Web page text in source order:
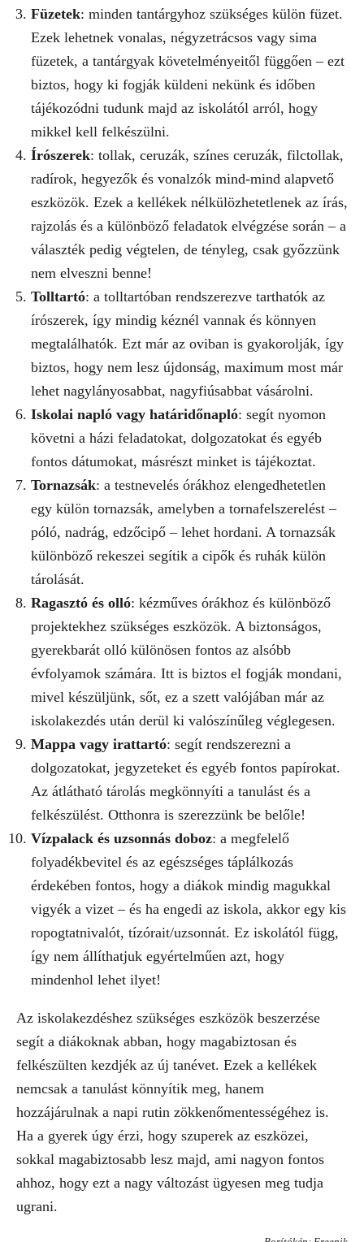
Füzetek: minden tantárgyhoz szükséges külön füzet.
Ezek lehetnek vonalas, négyzetrácsos vagy sima
füzetek, a tantárgyak követelményeitől függően – ezt
biztos, hogy ki fogják küldeni nekünk és időben
tájékozódni tudunk majd az iskolától arról, hogy
mikkel kell felkészülni.
Írószerek: tollak, ceruzák, színes ceruzák, filctollak,
radírok, hegyezők és vonalzók mind-mind alapvető
eszközök. Ezek a kellékek nélkülözhetetlenek az írás,
rajzolás és a különböző feladatok elvégzése során – a
választék pedig végtelen, de tényleg, csak győzzünk
nem elveszni benne!
Tolltartó: a tolltartóban rendszerezve tarthatók az
írószerek, így mindig kéznél vannak és könnyen
megtalálhatók. Ezt már az oviban is gyakorolják, így
biztos, hogy nem lesz újdonság, maximum most már
lehet nagylányosabbat, nagyfiúsabbat vásárolni.
Iskolai napló vagy határidőnapló: segít nyomon
követni a házi feladatokat, dolgozatokat és egyéb
fontos dátumokat, másrészt minket is tájékoztat.
Tornazsák: a testnevelés órákhoz elengedhetetlen
egy külön tornazsák, amelyben a tornafelszerelést –
póló, nadrág, edzőcipő – lehet hordani. A tornazsák
különböző rekeszei segítik a cipők és ruhák külön
tárolását.
Ragasztó és olló: kézműves órákhoz és különböző
projektekhez szükséges eszközök. A biztonságos,
gyerekbarát olló különösen fontos az alsóbb
évfolyamok számára. Itt is biztos el fogják mondani,
mivel készüljünk, sőt, ez a szett valójában már az
iskolakezdés után derül ki valószínűleg véglegesen.
Mappa vagy irattartó: segít rendszerezni a
dolgozatokat, jegyzeteket és egyéb fontos papírokat.
Az átlátható tárolás megkönnyíti a tanulást és a
felkészülést. Otthonra is szerezzünk be belőle!
Vízpalack és uzsonnás doboz: a megfelelő
folyadékbevitel és az egészséges táplálkozás
érdekében fontos, hogy a diákok mindig magukkal
vigyék a vizet – és ha engedi az iskola, akkor egy kis
ropogtatnivalót, tízórait/uzsonnát. Ez iskolától függ,
így nem állíthatjuk egyértelműen azt, hogy
mindenhol lehet ilyet!
Az iskolakezdéshez szükséges eszközök beszerzése
segít a diákoknak abban, hogy magabiztosan és
felkészülten kezdjék az új tanévet. Ezek a kellékek
nemcsak a tanulást könnyítik meg, hanem
hozzájárulnak a napi rutin zökkenőmentességéhez is.
Ha a gyerek úgy érzi, hogy szuperek az eszközei,
sokkal magabiztosabb lesz majd, ami nagyon fontos
ahhoz, hogy ezt a nagy változást ügyesen meg tudja
ugrani.